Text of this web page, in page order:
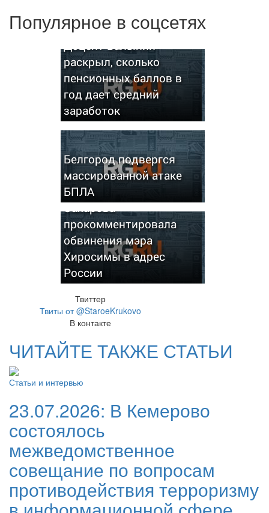
Популярное в соцсетях
раскрыл, сколько
пенсионных баллов в
год дает средний
заработок
Белгород подвергся
массированной атаке
БПЛА
Захарова
прокомментировала
обвинения мэра
Хиросимы в адрес
России
Твиттер
Твиты от @StaroeKrukovo
В контакте
ЧИТАЙТЕ ТАКЖЕ СТАТЬИ
Статьи и интервью
23.07.2026: В Кемерово
состоялось
межведомственное
совещание по вопросам
противодействия терроризму